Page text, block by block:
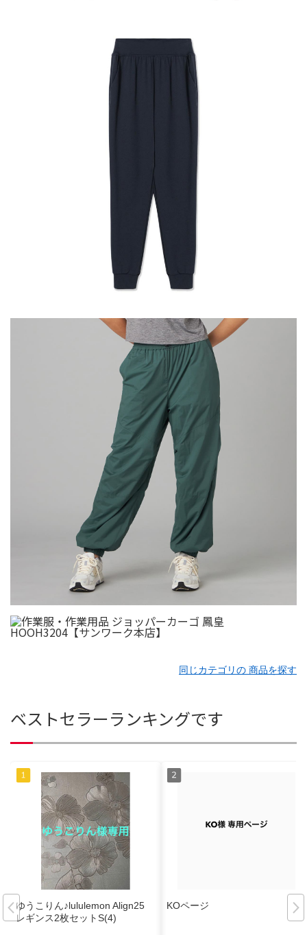
同じカテゴリの 商品を探す
ベストセラーランキングです
ゆうこりん♪lululemon Align25
レギンス2枚セットS(4)
KOページ